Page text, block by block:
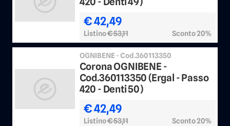
€ 42,49
Listino€ 53,11 Sconto 20%
OGNIBENE - Cod.360113350
Corona OGNIBENE -
Cod.360113350 (Ergal - Passo
420 - Denti 50)
€ 42,49
Listino€ 53,11 Sconto 20%